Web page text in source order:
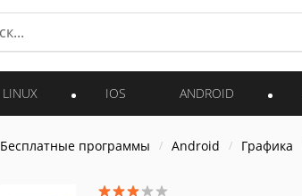
LINUX IOS ANDROID
Бесплатные программы Android Графика